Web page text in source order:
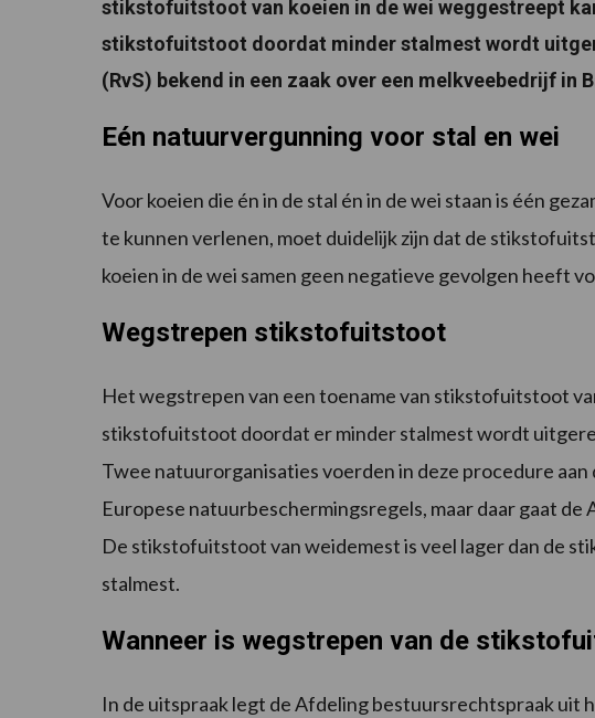
stikstofuitstoot van koeien in de wei weggestreept
stikstofuitstoot doordat minder stalmest wordt
(RvS) bekend in een zaak over een melkveebedrijf in
Eén natuurvergunning voor stal en wei
Voor koeien die én in de stal én in de wei staan is één
te kunnen verlenen, moet duidelijk zijn dat de
koeien in de wei samen geen negatieve gevolgen heeft
Wegstrepen stikstofuitstoot
Het wegstrepen van een toename van stikstofuitstoot
stikstofuitstoot doordat er minder stalmest wordt
Twee natuurorganisaties voerden in deze procedure
Europese natuurbeschermingsregels, maar daar gaat
De stikstofuitstoot van weidemest is veel lager dan de
stalmest.
Wanneer is wegstrepen van de
In de uitspraak legt de Afdeling bestuursrechtspraak uit